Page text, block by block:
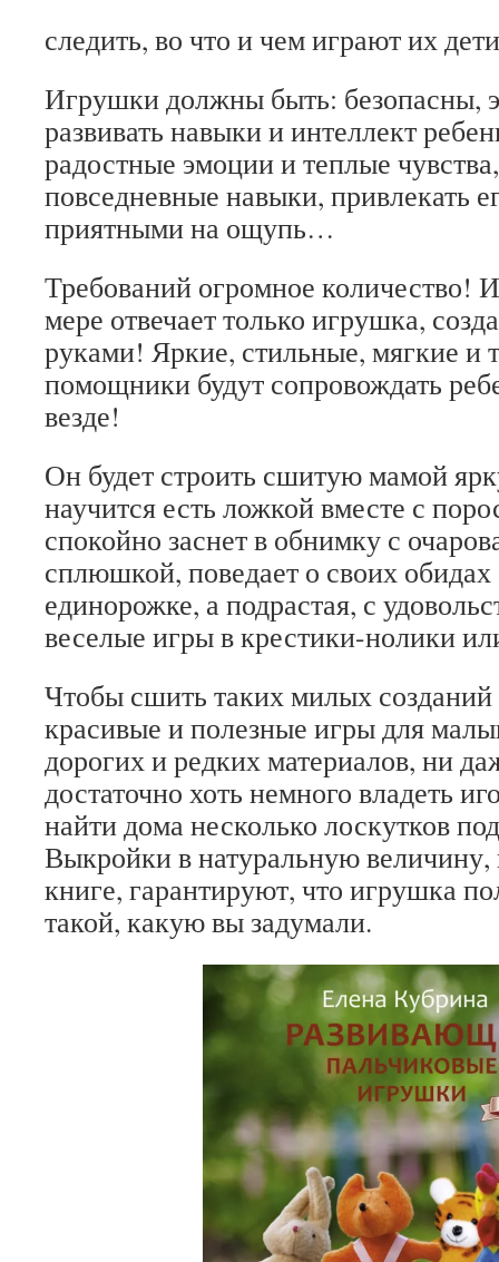
следить, во что и чем играют их
Игрушки должны быть: безопасны,
развивать навыки и интеллект
радостные эмоции и теплые
повседневные навыки, привлекать
приятными на ощупь…
Требований огромное количество!
мере отвечает только игрушка,
руками! Яркие, стильные, мягкие и
помощники будут сопровождать
везде!
Он будет строить сшитую мамой
научится есть ложкой вместе с
спокойно заснет в обнимку с
сплюшкой, поведает о своих обидах
единорожке, а подрастая, с
веселые игры в крестики-нолики
Чтобы сшить таких милых созданий
красивые и полезные игры для
дорогих и редких материалов, ни
достаточно хоть немного владеть
найти дома несколько лоскутков
Выкройки в натуральную величину,
книге, гарантируют, что игрушка
такой, какую вы задумали.